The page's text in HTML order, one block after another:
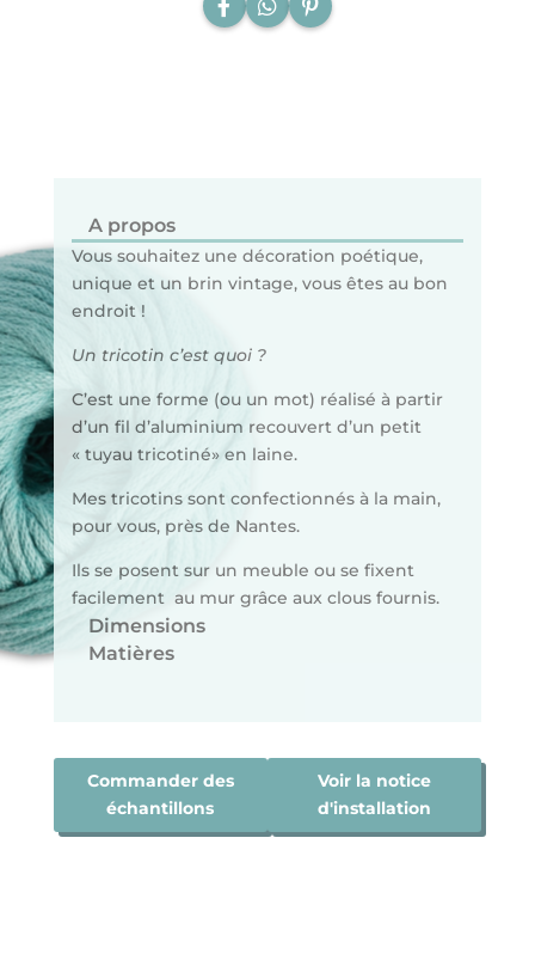
A propos
Vous souhaitez une décoration poétique,
unique et un brin vintage, vous êtes au bon
endroit !
Un tricotin c’est quoi ?
C’est une forme (ou un mot) réalisé à partir
d’un fil d’aluminium recouvert d’un petit
« tuyau tricotiné» en laine.
Mes tricotins sont confectionnés à la main,
pour vous, près de Nantes.
Ils se posent sur un meuble ou se fixent
facilement au mur grâce aux clous fournis.
Dimensions
Matières
Commander des
échantillons
Voir la notice
d'installation